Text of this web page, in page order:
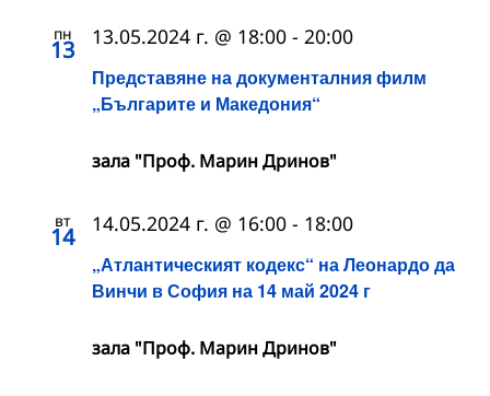
пн
13
Представяне на документалния филм
„Българите и Македония“
13.05.2024 г. @ 18:00 - 20:00
зала "Проф. Марин Дринов"
вт
14
„Атлантическият кодекс“ на Леонардо да
Винчи в София на 14 май 2024 г
14.05.2024 г. @ 16:00 - 18:00
зала "Проф. Марин Дринов"